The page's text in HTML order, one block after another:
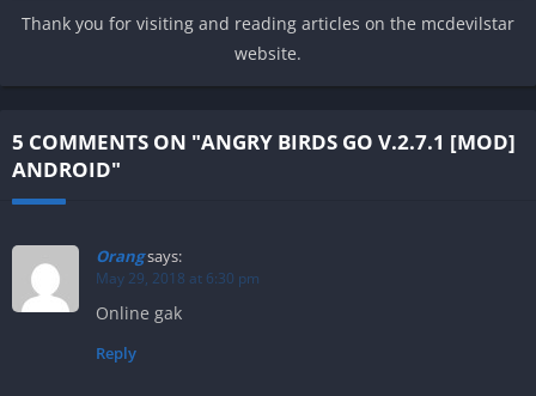
Thank you for visiting and reading articles on the mcdevilstar
website.
5 COMMENTS ON "ANGRY BIRDS GO V.2.7.1 [MOD]
ANDROID"
Orangsays:
May 29, 2018 at 6:30 pm
Online gak
Reply